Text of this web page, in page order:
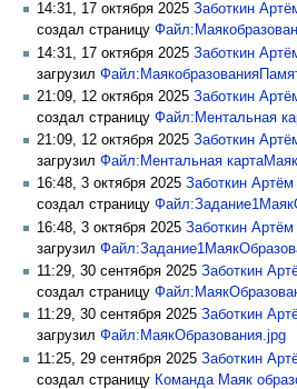
14:31, 17 октября 2025 Заботкин
создал страницу
14:31, 17 октября 2025 Заботкин
загрузил
21:09, 12 октября 2025 Заботкин
создал страницу Файл:Ментальная
21:09, 12 октября 2025 Заботкин
загрузил Файл:Ментальная
16:48, 3 октября 2025 Заботкин Артём
создал страницу
16:48, 3 октября 2025 Заботкин Артём
загрузил
11:29, 30 сентября 2025 Заботкин
создал страницу
11:29, 30 сентября 2025 Заботкин
загрузил Файл:МаякОбразования.jpg
11:25, 29 сентября 2025 Заботкин
создал страницу Команда Маяк